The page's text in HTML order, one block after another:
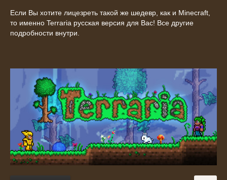
Если Вы хотите лицезреть такой же шедевр, как и Minecraft,
то именно Terraria русская версия для Вас! Все другие
подробности внутри.